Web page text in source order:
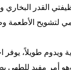
القدر البخاري
لتشويح الأطعمة
ويدوم طويلاً، يوفر
أمر مفيد للطهي